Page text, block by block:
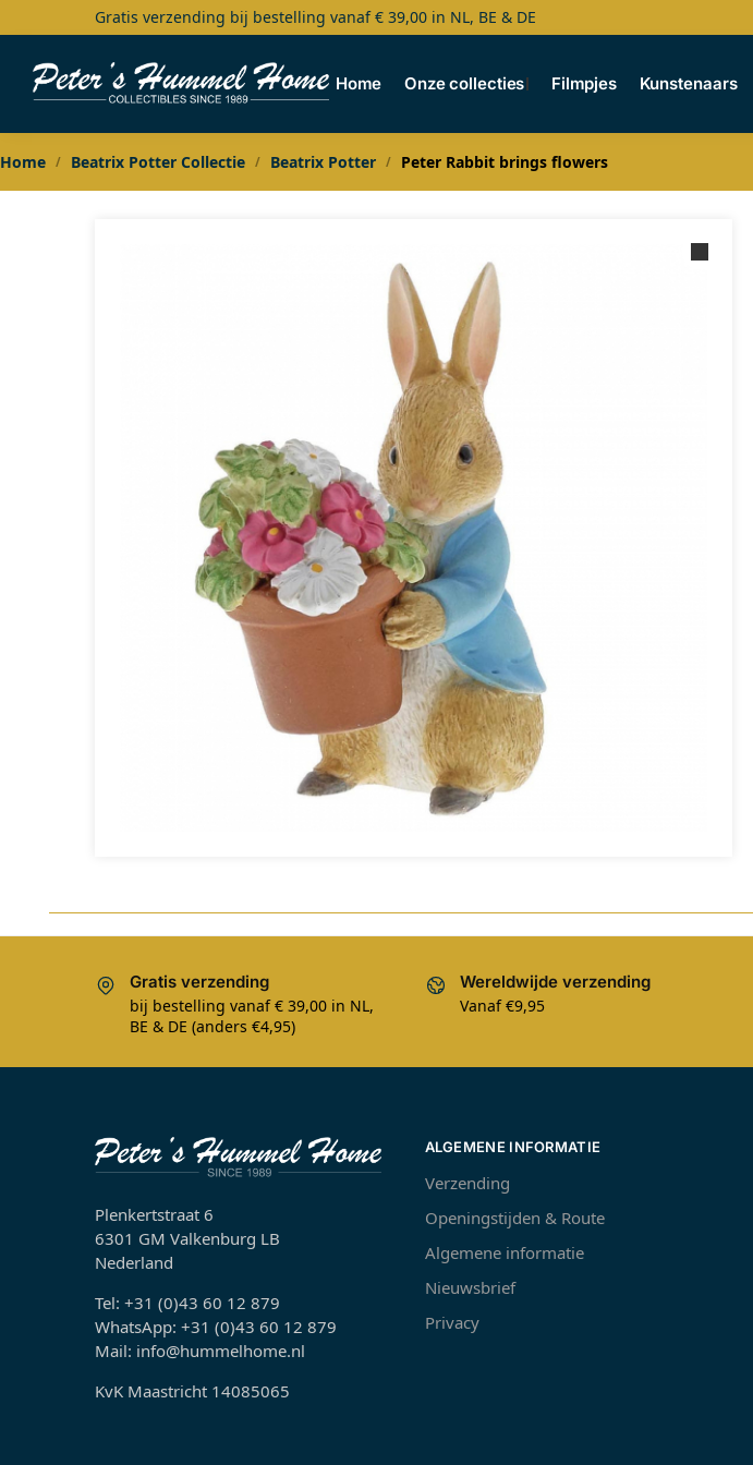
Gratis verzending bij bestelling vanaf € 39,00 in NL, BE & DE
Home Onze collecties Filmpjes Kunstenaars
Search
Home / Beatrix Potter Collectie / Beatrix Potter / Peter Rabbit brings flowers
Gratis verzending
bij bestelling vanaf € 39,00 in NL,
BE & DE (anders €4,95)
Wereldwijde verzending
Vanaf €9,95
Plenkertstraat 6
6301 GM Valkenburg LB
Nederland
Tel: +31 (0)43 60 12 879
WhatsApp: +31 (0)43 60 12 879
Mail: info@hummelhome.nl
KvK Maastricht 14085065
ALGEMENE INFORMATIE
Verzending
Openingstijden & Route
Algemene informatie
Nieuwsbrief
Privacy